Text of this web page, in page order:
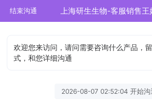
结束沟通
欢迎您来访问，请问需要咨询什么产品，
式，和您详细沟通
2026-08-07 02:52:04 开始沟